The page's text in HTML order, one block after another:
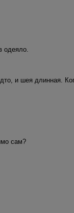
одеяло.
и шея длинная.
сам?